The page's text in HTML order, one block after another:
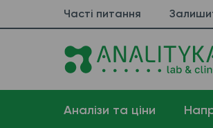
Часті питання
Аналізи та ціни